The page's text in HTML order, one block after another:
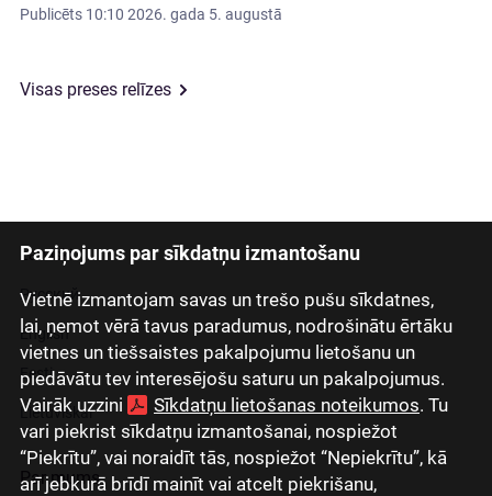
Paziņojums par sīkdatņu izmantošanu
Vietnē izmantojam savas un trešo pušu sīkdatnes,
lai, ņemot vērā tavus paradumus, nodrošinātu ērtāku
vietnes un tiešsaistes pakalpojumu lietošanu un
piedāvātu tev interesējošu saturu un pakalpojumus.
Vairāk uzzini
Sīkdatņu lietošanas noteikumos. Tu
vari piekrist sīkdatņu izmantošanai, nospiežot
“Piekrītu”, vai noraidīt tās, nospiežot “Nepiekrītu”, kā
arī jebkurā brīdī mainīt vai atcelt piekrišanu,
Publicēts 10:10 2026. gada 5. augustā
Visas preses relīzes
Latviski
Русский
English
Eesti
Lietuviškai
Par mums